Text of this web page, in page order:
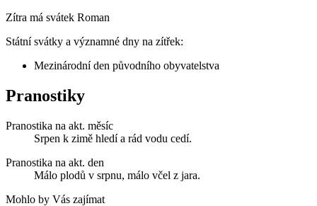
Zítra má svátek Roman
Státní svátky a významné dny na zítřek:
Mezinárodní den původního obyvatelstva
Pranostiky
Pranostika na akt. měsíc
Srpen k zimě hledí a rád vodu cedí.
Pranostika na akt. den
Málo plodů v srpnu, málo včel z jara.
Mohlo by Vás zajímat